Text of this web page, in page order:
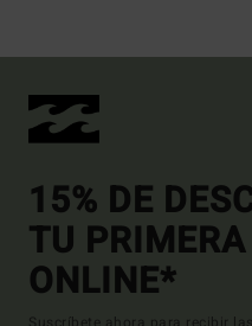
15% DE
TU
ONLINE*